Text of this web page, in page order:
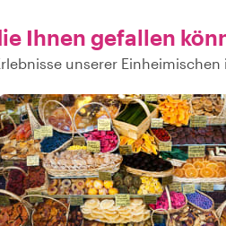
Ihnen gefallen
unserer Einheimischen